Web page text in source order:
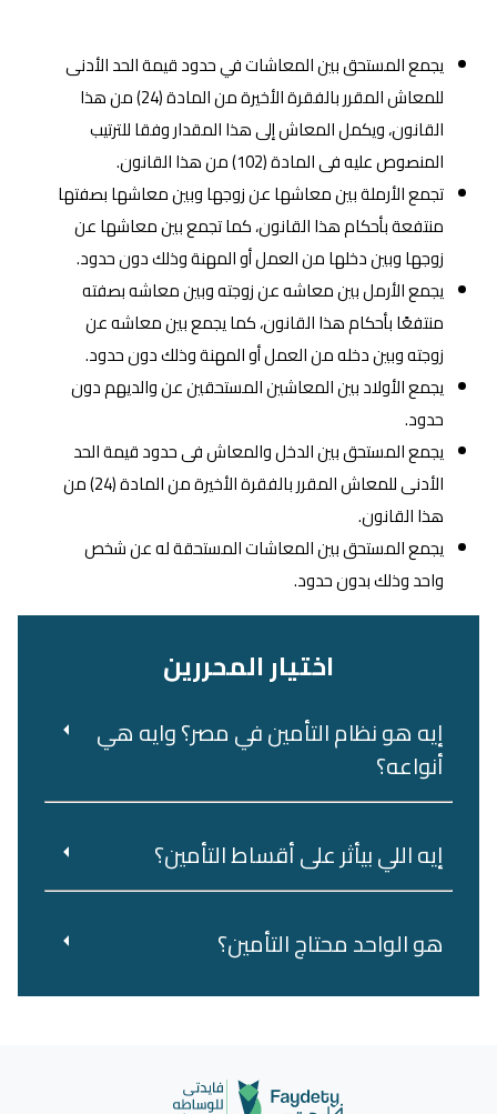
يجمع المستحق بين المعاشات في حدود قيمة الحد الأدنى
للمعاش المقرر بالفقرة الأخيرة من المادة (24) من هذا
القانون، ويكمل المعاش إلى هذا المقدار وفقا للترتيب
المنصوص عليه فى المادة (102) من هذا القانون.
تجمع الأرملة بين معاشها عن زوجها وبين معاشها بصفتها
منتفعة بأحكام هذا القانون، كما تجمع بين معاشها عن
زوجها وبين دخلها من العمل أو المهنة وذلك دون حدود.
يجمع الأرمل بين معاشه عن زوجته وبين معاشه بصفته
منتفعًا بأحكام هذا القانون، كما يجمع بين معاشه عن
زوجته وبين دخله من العمل أو المهنة وذلك دون حدود.
يجمع الأولاد بين المعاشين المستحقين عن والديهم دون
حدود.
يجمع المستحق بين الدخل والمعاش فى حدود قيمة الحد
الأدنى للمعاش المقرر بالفقرة الأخيرة من المادة (24) من
هذا القانون.
يجمع المستحق بين المعاشات المستحقة له عن شخص
واحد وذلك بدون حدود.
اختيار المحررين
إيه هو نظام التأمين في مصر؟ وايه هي
أنواعه؟
إيه اللي بيأثر على أقساط التأمين؟
هو‌ ‌الواحد‌ ‌محتاج‌ ‌التأمين؟‌ ‌